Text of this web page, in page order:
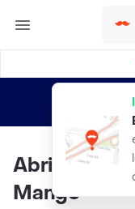
Abrigo Eye
Mango